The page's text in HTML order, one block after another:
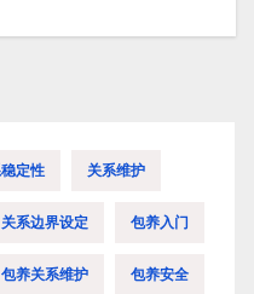
定性 关系维护
关系边界设定 包养入门
包养关系维护 包养安全